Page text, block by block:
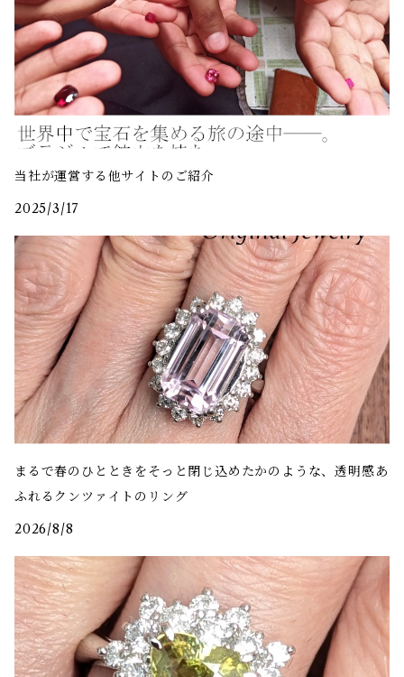
当社が運営する他サイトのご紹介
2025/3/17
まるで春のひとときをそっと閉じ込めたかのような、透明感あ
ふれるクンツァイトのリング
2026/8/8